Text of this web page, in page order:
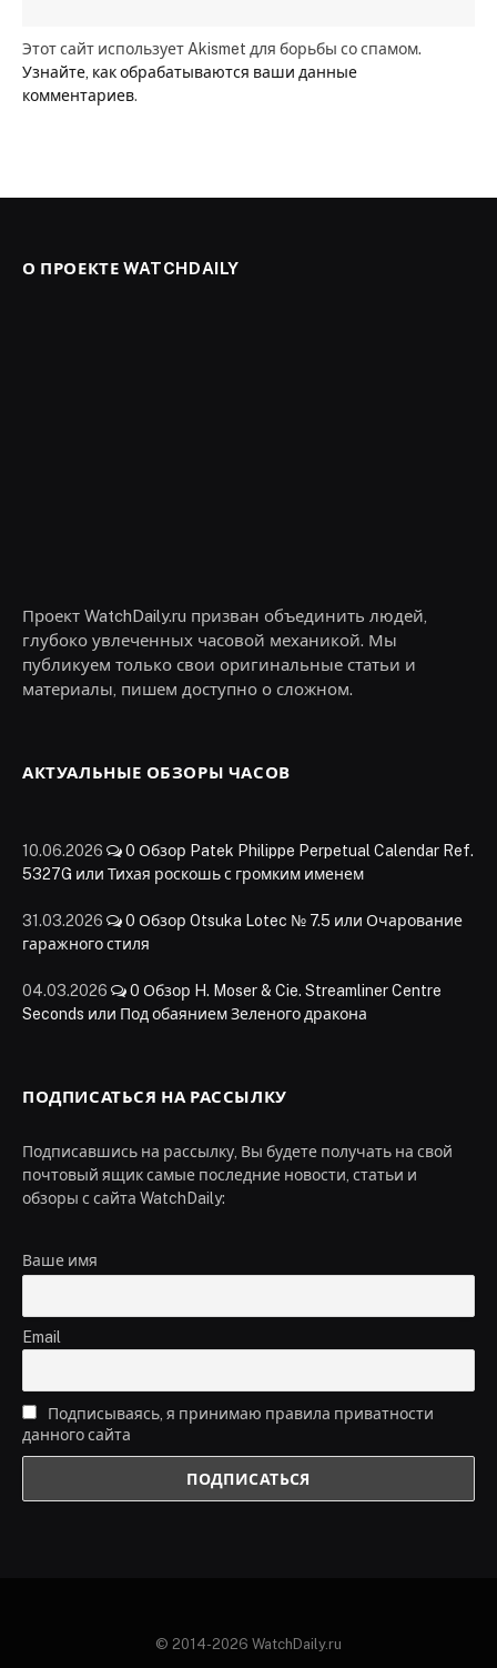
Этот сайт использует Akismet для борьбы со спамом.
Узнайте, как обрабатываются ваши данные
комментариев.
О ПРОЕКТЕ WATCHDAILY
Проект WatchDaily.ru призван объединить людей,
глубоко увлеченных часовой механикой. Мы
публикуем только свои оригинальные статьи и
материалы, пишем доступно о сложном.
АКТУАЛЬНЫЕ ОБЗОРЫ ЧАСОВ
10.06.2026 0 Обзор Patek Philippe Perpetual Calendar Ref.
5327G или Тихая роскошь с громким именем
31.03.2026 0 Обзор Otsuka Lotec № 7.5 или Очарование
гаражного стиля
04.03.2026 0 Обзор H. Moser & Cie. Streamliner Centre
Seconds или Под обаянием Зеленого дракона
ПОДПИСАТЬСЯ НА РАССЫЛКУ
Подписавшись на рассылку, Вы будете получать на свой
почтовый ящик самые последние новости, статьи и
обзоры с сайта WatchDaily:
Ваше имя
Email
Подписываясь, я принимаю правила приватности
данного сайта
© 2014-2026 WatchDaily.ru